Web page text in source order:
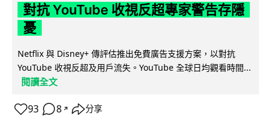
對抗 YouTube 收視反超專家警告存隱
憂
Netflix 與 Disney+ 傳評估推出免費廣告支援方案，以對抗
YouTube 收視反超及用戶流失。YouTube 全球日均觀看時間...
閱讀全文
93 8 ↗ 分享